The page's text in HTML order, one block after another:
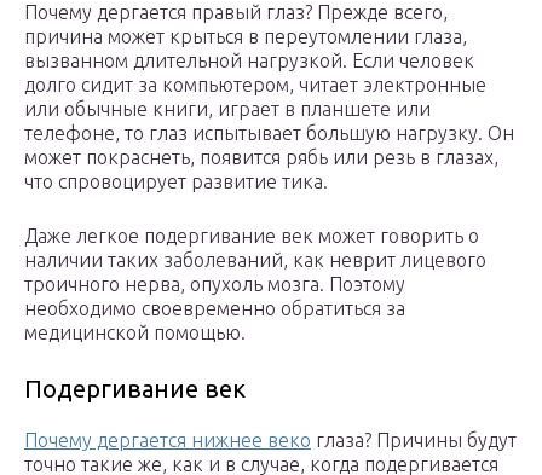
Почему дергается правый глаз? Прежде всего,
причина может крыться в переутомлении глаза,
вызванном длительной нагрузкой. Если человек
долго сидит за компьютером, читает электронные
или обычные книги, играет в планшете или
телефоне, то глаз испытывает большую нагрузку. Он
может покраснеть, появится рябь или резь в глазах,
что спровоцирует развитие тика.
Даже легкое подергивание век может говорить о
наличии таких заболеваний, как неврит лицевого
троичного нерва, опухоль мозга. Поэтому
необходимо своевременно обратиться за
медицинской помощью.
Подергивание век
Почему дергается нижнее веко глаза? Причины будут
точно такие же, как и в случае, когда подергивается